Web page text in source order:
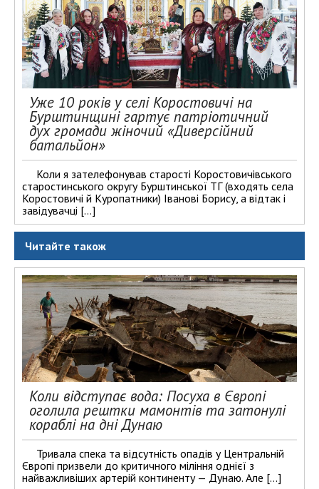
Уже 10 років у селі Коростовичі на
Бурштинщині гартує патріотичний
дух громади жіночий «Диверсійний
батальйон»
Коли я зателефонував старості Коростовичівського
старостинського округу Бурштинської ТГ (входять села
Коростовичі й Куропатники) Іванові Борису, а відтак і
завідувачці […]
Читайте також
Коли відступає вода: Посуха в Європі
оголила рештки мамонтів та затонулі
кораблі на дні Дунаю
Тривала спека та відсутність опадів у Центральній
Європі призвели до критичного міління однієї з
найважливіших артерій континенту — Дунаю. Але […]